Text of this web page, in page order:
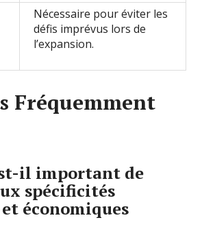
Nécessaire pour éviter les
défis imprévus lors de
l’expansion.
Fréquemment
il important de
spécificités
économiques